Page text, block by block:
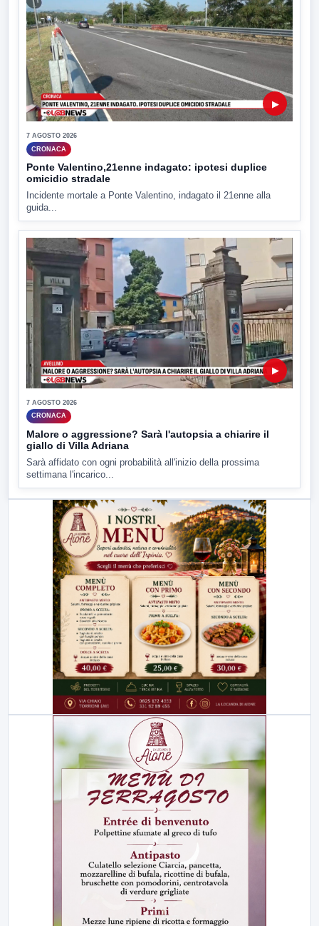
▶
7 AGOSTO 2026
CRONACA
Ponte Valentino,21enne indagato: ipotesi duplice
omicidio stradale
Incidente mortale a Ponte Valentino, indagato il 21enne alla
guida...
▶
7 AGOSTO 2026
CRONACA
Malore o aggressione? Sarà l'autopsia a chiarire il
giallo di Villa Adriana
Sarà affidato con ogni probabilità all'inizio della prossima
settimana l'incarico...